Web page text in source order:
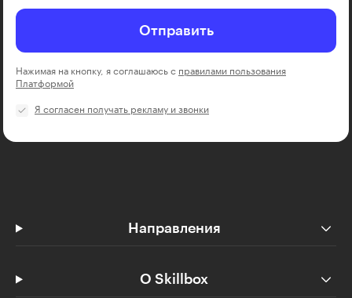
Отправить
Нажимая на кнопку, я соглашаюсь с правилами пользования
Платформой
Я согласен получать рекламу и звонки
Направления
О Skillbox